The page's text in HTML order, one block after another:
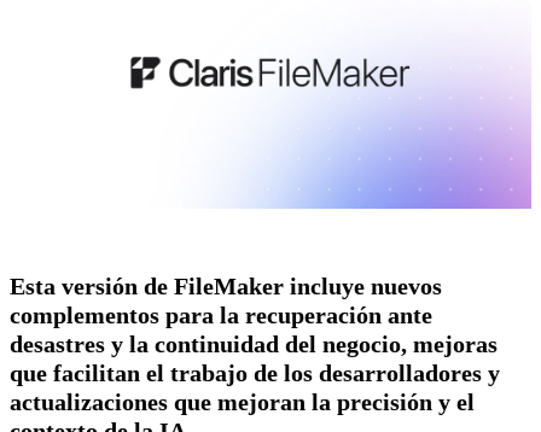
Esta versión de FileMaker incluye nuevos
complementos para la recuperación ante
desastres y la continuidad del negocio, mejoras
que facilitan el trabajo de los desarrolladores y
actualizaciones que mejoran la precisión y el